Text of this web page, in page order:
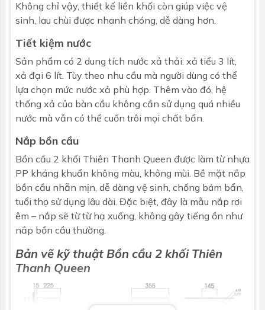
Không chỉ vậy, thiết kế liền khối còn giúp việc vệ
sinh, lau chùi được nhanh chóng, dễ dàng hơn.
Tiết kiệm nước
Sản phẩm có 2 dung tích nước xả thải: xả tiểu 3 lít,
xả đại 6 lít. Tùy theo nhu cầu mà người dùng có thể
lựa chọn mức nước xả phù hợp. Thêm vào đó, hệ
thống xả của bàn cầu không cần sử dụng quá nhiều
nước mà vẫn có thể cuốn trôi mọi chất bẩn.
Nắp bồn cầu
Bồn cầu 2 khối Thiên Thanh Queen được làm từ nhựa
PP kháng khuẩn không màu, không mùi. Bề mặt nắp
bồn cầu nhẵn mịn, dễ dàng vệ sinh, chống bám bẩn,
tuổi thọ sử dụng lâu dài. Đặc biệt, đây là mẫu nắp rơi
êm – nắp sẽ từ từ hạ xuống, không gây tiếng ồn như
nắp bồn cầu thường.
Bản vẽ kỹ thuật Bồn cầu 2 khối Thiên
Thanh Queen